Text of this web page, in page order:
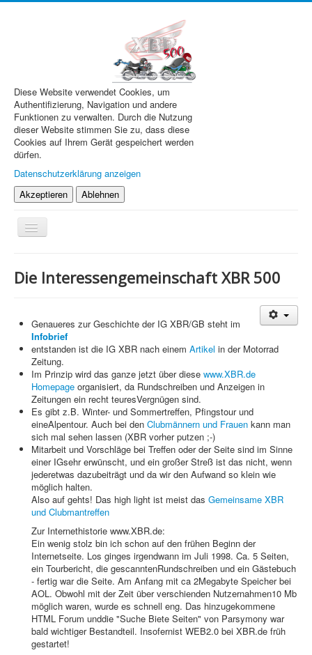
Diese Website verwendet Cookies, um
Authentifizierung, Navigation und andere
Funktionen zu verwalten. Durch die Nutzung
dieser Website stimmen Sie zu, dass diese
Cookies auf Ihrem Gerät gespeichert werden
dürfen.
Datenschutzerklärung anzeigen
Akzeptieren
Ablehnen
Navigation
an/aus
Technik
Treffen & Touren
Cafe-Ecke
Suche
Die Interessengemeinschaft XBR 500
Genaueres zur Geschichte der IG XBR/GB steht im
Infobrief
entstanden ist die IG XBR nach einem Artikel in der Motorrad
Zeitung.
Im Prinzip wird das ganze jetzt über diese www.XBR.de
Homepage organisiert, da Rundschreiben und Anzeigen in
Zeitungen ein recht teuresVergnügen sind.
Es gibt z.B. Winter- und Sommertreffen, Pfingstour und
eineAlpentour. Auch bei den Clubmännern und Frauen kann man
sich mal sehen lassen (XBR vorher putzen ;-)
Mitarbeit und Vorschläge bei Treffen oder der Seite sind im Sinne
einer IGsehr erwünscht, und ein großer Streß ist das nicht, wenn
jederetwas dazubeiträgt und da wir den Aufwand so klein wie
möglich halten.
Also auf gehts! Das high light ist meist das Gemeinsame XBR
und Clubmantreffen
Zur Internethistorie www.XBR.de:
Ein wenig stolz bin ich schon auf den frühen Beginn der
Internetseite. Los ginges irgendwann im Juli 1998. Ca. 5 Seiten,
ein Tourbericht, die gescanntenRundschreiben und ein Gästebuch
- fertig war die Seite. Am Anfang mit ca 2Megabyte Speicher bei
AOL. Obwohl mit der Zeit über verschienden Nutzernahmen10 Mb
möglich waren, wurde es schnell eng. Das hinzugekommene
HTML Forum unddie "Suche Biete Seiten" von Parsymony war
bald wichtiger Bestandteil. Insofernist WEB2.0 bei XBR.de früh
gestartet!